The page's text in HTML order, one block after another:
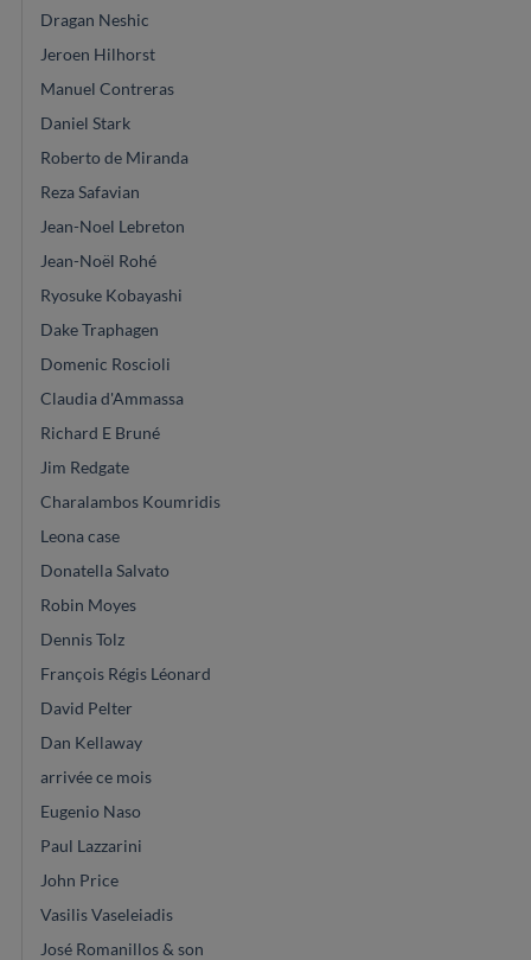
Dragan Neshic
Jeroen Hilhorst
Manuel Contreras
Daniel Stark
Roberto de Miranda
Reza Safavian
Jean-Noel Lebreton
Jean-Noël Rohé
Ryosuke Kobayashi
Dake Traphagen
Domenic Roscioli
Claudia d'Ammassa
Richard E Bruné
Jim Redgate
Charalambos Koumridis
Leona case
Donatella Salvato
Robin Moyes
Dennis Tolz
François Régis Léonard
David Pelter
Dan Kellaway
arrivée ce mois
Eugenio Naso
Paul Lazzarini
John Price
Vasilis Vaseleiadis
José Romanillos & son